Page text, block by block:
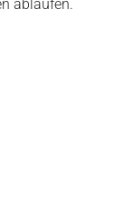
ablaufen.